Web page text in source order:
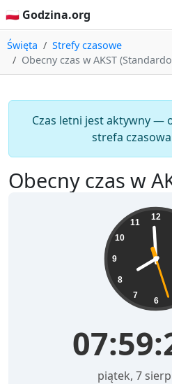
🇵🇱 Godzina.org
Święta
Strefy czasowe
Obecny czas w AKST
Czas letni jest aktywny —
strefa
Obecny czas w
12
6
7
8
9
10
11
piątek, 7